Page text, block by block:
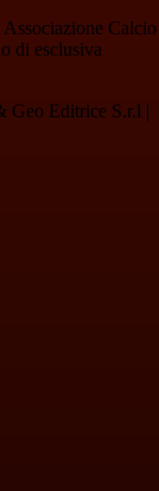
Calcio
di esclusiva
Editrice S.r.l |